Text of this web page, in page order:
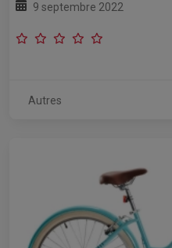
9 septembre 2022
Autres